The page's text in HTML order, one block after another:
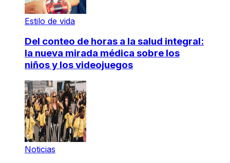
Estilo de vida
Del conteo de horas a la salud integral:
la nueva mirada médica sobre los
niños y los videojuegos
Noticias